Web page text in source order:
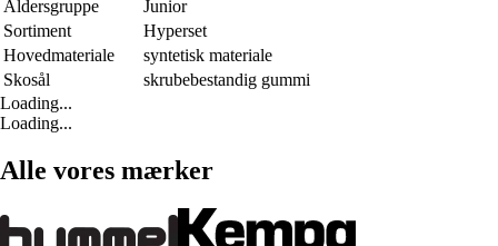
Aldersgruppe
Junior
Sortiment
Hyperset
Hovedmateriale
syntetisk materiale
Skosål
skrubebestandig gummi
Loading...
Loading...
Alle vores mærker